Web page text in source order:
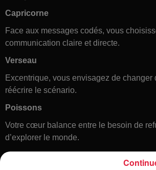
Capricorne
Face aux messages codés, vous
communication claire et directe.
Verseau
Excentrique, vous envisagez de changer
réécrire le scénario.
Poissons
Votre cœur balance entre le besoin de
d’explorer le monde.